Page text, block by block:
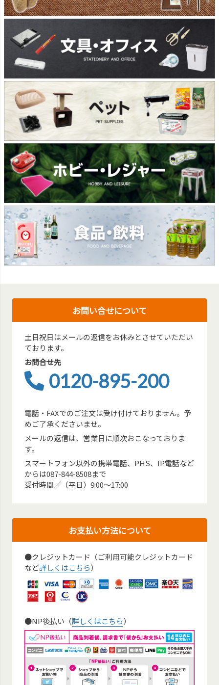
お問い合せについて
土日祝日はメールの返信をお休みとさせていただい
ております。
お問合せ先
0120-895-200
電話・FAXでのご注文は受け付けておりません。予
めご了承くださいませ。
メールの返信は、営業日に順次おこなっておりま
す。
スマートフォン以外の携帯電話、PHS、IP電話など
からは087-844-8508まで
受付時間／（平日）9:00～17:00
お支払い方法について
●クレジットカード（ご利用可能クレジットカード
など詳しくはこちら）
●NP後払い（詳しくはこちら）